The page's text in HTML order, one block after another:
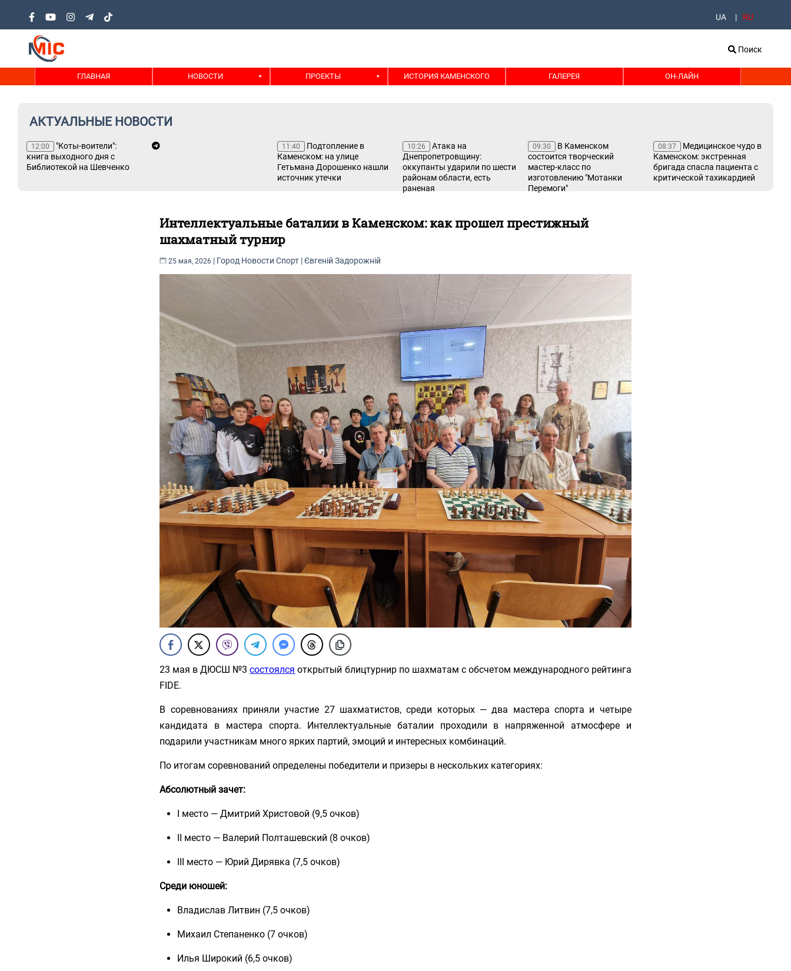
UA RU
Поиск
ГЛАВНАЯ НОВОСТИ ПРОЕКТЫ ИСТОРИЯ КАМЕНСКОГО ГАЛЕРЕЯ ОН-ЛАЙН
АКТУАЛЬНЫЕ НОВОСТИ
12:00
"Коты-воители":
книга выходного дня с
Библиотекой на Шевченко
11:40
Подтопление в
Каменском: на улице
Гетьмана Дорошенко нашли
источник утечки
10:26
Атака на
Днепропетровщину:
оккупанты ударили по шести
районам области, есть
раненая
09:30
В Каменском
состоится творческий
мастер-класс по
изготовлению "Мотанки
Перемоги"
08:37
Медицинское чудо в
Каменском: экстренная
бригада спасла пациента с
критической тахикардией
Интеллектуальные баталии в Каменском: как прошел престижный
шахматный турнир
25 мая, 2026 | Город Новости Спорт |Євгеній Задорожній
23 мая в ДЮСШ №3состоялся открытый блицтурнир по шахматам с обсчетом международного рейтинга
FIDE.
В соревнованиях приняли участие 27 шахматистов, среди которых — два мастера спорта и четыре
кандидата в мастера спорта. Интеллектуальные баталии проходили в напряженной атмосфере и
подарили участникам много ярких партий, эмоций и интересных комбинаций.
По итогам соревнований определены победители и призеры в нескольких категориях:
Абсолютный зачет:
І место — Дмитрий Христовой (9,5 очков)
ІІ место — Валерий Полташевский (8 очков)
ІІІ место — Юрий Дирявка (7,5 очков)
Среди юношей:
Владислав Литвин (7,5 очков)
Михаил Степаненко (7 очков)
Илья Широкий (6,5 очков)